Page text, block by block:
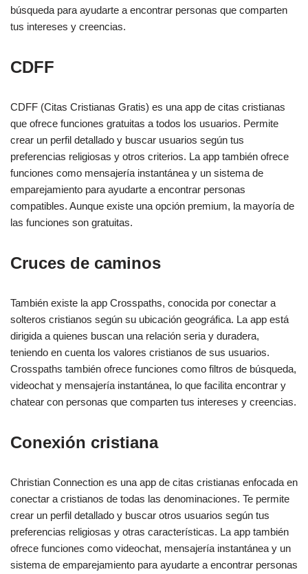
búsqueda para ayudarte a encontrar personas que comparten
tus intereses y creencias.
CDFF
CDFF (Citas Cristianas Gratis) es una app de citas cristianas
que ofrece funciones gratuitas a todos los usuarios. Permite
crear un perfil detallado y buscar usuarios según tus
preferencias religiosas y otros criterios. La app también ofrece
funciones como mensajería instantánea y un sistema de
emparejamiento para ayudarte a encontrar personas
compatibles. Aunque existe una opción premium, la mayoría de
las funciones son gratuitas.
Cruces de caminos
También existe la app Crosspaths, conocida por conectar a
solteros cristianos según su ubicación geográfica. La app está
dirigida a quienes buscan una relación seria y duradera,
teniendo en cuenta los valores cristianos de sus usuarios.
Crosspaths también ofrece funciones como filtros de búsqueda,
videochat y mensajería instantánea, lo que facilita encontrar y
chatear con personas que comparten tus intereses y creencias.
Conexión cristiana
Christian Connection es una app de citas cristianas enfocada en
conectar a cristianos de todas las denominaciones. Te permite
crear un perfil detallado y buscar otros usuarios según tus
preferencias religiosas y otras características. La app también
ofrece funciones como videochat, mensajería instantánea y un
sistema de emparejamiento para ayudarte a encontrar personas